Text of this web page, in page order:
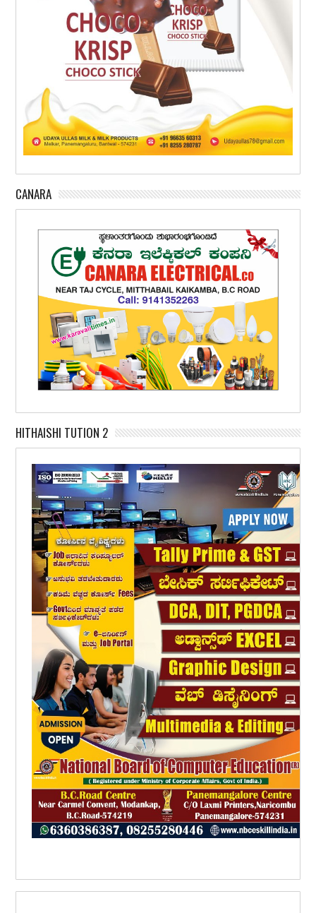
CANARA
HITHAISHI TUTION 2